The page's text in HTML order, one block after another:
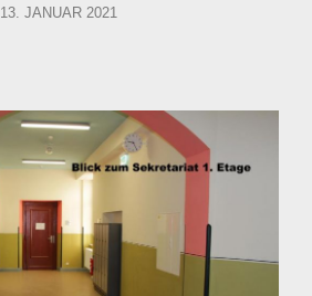
POSTED
13. JANUAR 2021